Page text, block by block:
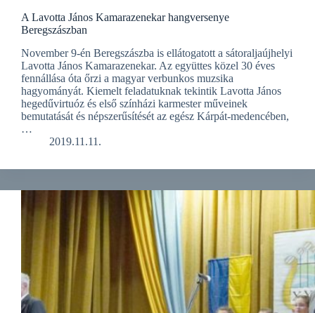
A Lavotta János Kamarazenekar hangversenye
Beregszászban
November 9-én Beregszászba is ellátogatott a sátoraljaújhelyi
Lavotta János Kamarazenekar. Az együttes közel 30 éves
fennállása óta őrzi a magyar verbunkos muzsika
hagyományát. Kiemelt feladatuknak tekintik Lavotta János
hegedűvirtuóz és első színházi karmester műveinek
bemutatását és népszerűsítését az egész Kárpát-medencében,
…
2019.11.11.